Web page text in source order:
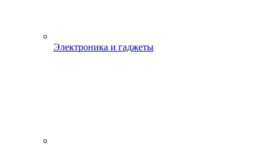
Электроника и гаджеты